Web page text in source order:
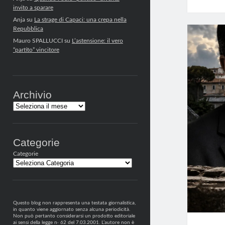
invito a sparare
Anjasu La strage di Capaci: una crepa nella
Repubblica
Mauro SPALLUCCIsu L’astensione: il vero
“partito” vincitore
Archivio
Archivi
Categorie
Categorie
Questo blog non rappresenta una testata giornalistica,
in quanto viene aggiornato senza alcuna periodicità.
Non può pertanto considerarsi un prodotto editoriale
ai sensi della legge n· 62 del 7.03.2001. L’autore non è